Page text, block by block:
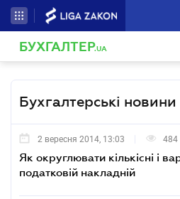
БУХГАЛТЕР.UA
Бухгалтерські новини
2 вересня 2014, 13:03 484
Як округлювати кількісні і
податковій накладній